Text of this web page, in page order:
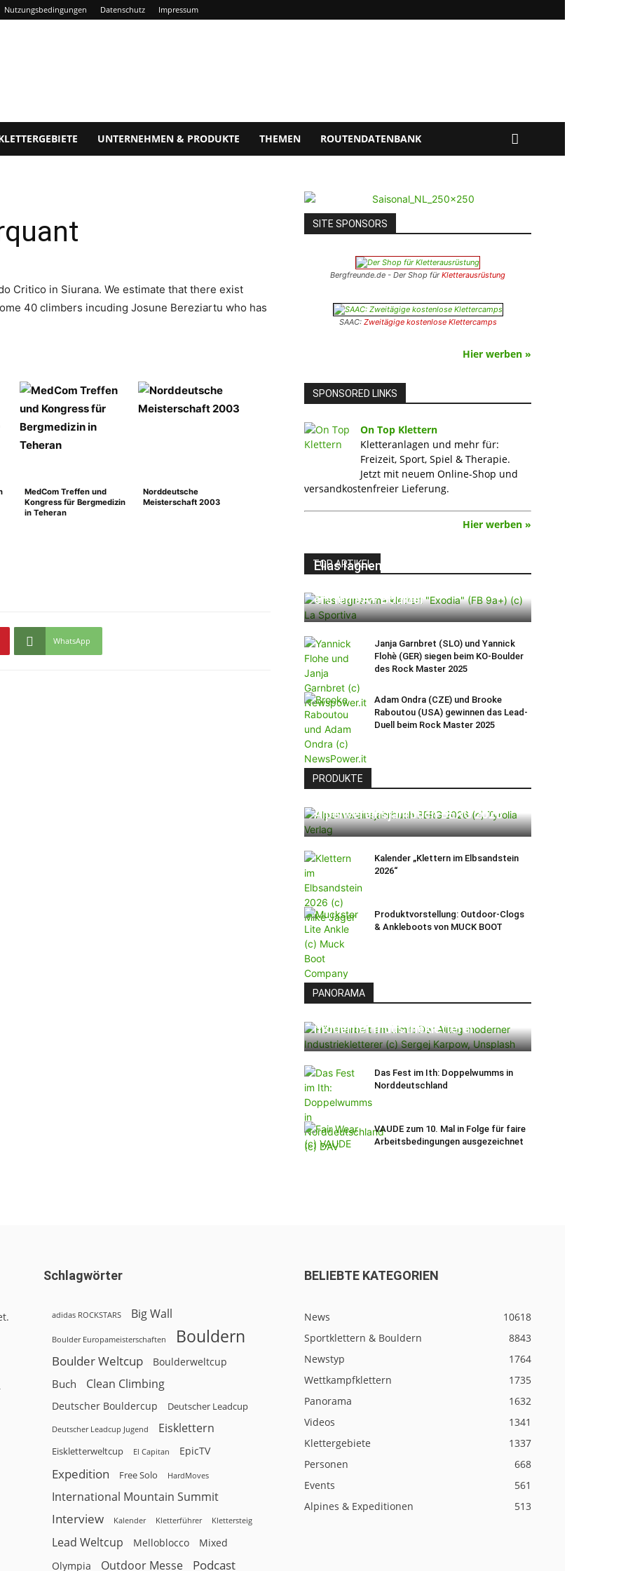
Nutzungsbedingungen Datenschutz Impressum
UNTERNEHMEN & PRODUKTE THEMEN ROUTENDATENBANK
Critico in Siurana. We estimate that there exist
40 climbers incuding Josune Bereziartu who has
MedCom Treffen und
Kongress für Bergmedizin
in Teheran
Norddeutsche
Meisterschaft 2003
WhatsApp
SITE SPONSORS
Bergfreunde.de - Der Shop fürKletterausrüstung
SAAC: Zweitägige kostenlose Klettercamps
Hier werben »
SPONSORED LINKS
On Top Klettern
Kletteranlagen und mehr für:
Freizeit, Sport, Spiel & Therapie.
Jetzt mit neuem Online-Shop und
versandkostenfreier Lieferung.
Hier werben »
TOP ARTIKEL
Elias Iagnemma klettert „Exodia“:
ersten 9A+ Boulder
Janja Garnbret (SLO) und Yannick
Flohè (GER) siegen beim KO-Boulder
des Rock Master 2025
Adam Ondra (CZE) und Brooke
Raboutou (USA) gewinnen das Lead-
Duell beim Rock Master 2025
PRODUKTE
Alpenvereinsjahrbuch BERG 2026
Kalender „Klettern im Elbsandstein
2026“
Produktvorstellung: Outdoor-Clogs
& Ankleboots von MUCK BOOT
PANORAMA
moderner Industriekletterer
Das Fest im Ith: Doppelwumms in
Norddeutschland
VAUDE zum 10. Mal in Folge für faire
Arbeitsbedingungen ausgezeichnet
Schlagwörter
adidas ROCKSTARS Big Wall
Boulder Europameisterschaften Bouldern
Boulder Weltcup Boulderweltcup
Buch Clean Climbing
Deutscher Bouldercup Deutscher Leadcup
Deutscher Leadcup Jugend Eisklettern
Eiskletterweltcup El Capitan EpicTV
Expedition Free Solo HardMoves
International Mountain Summit
Interview Kalender Kletterführer Klettersteig
Lead Weltcup Melloblocco Mixed
Olympia Outdoor Messe Podcast
BELIEBTE KATEGORIEN
News
10618
Sportklettern & Bouldern
8843
Newstyp
1764
Wettkampfklettern
1735
Panorama
1632
Videos
1341
Klettergebiete
1337
Personen
668
Events
561
Alpines & Expeditionen
513